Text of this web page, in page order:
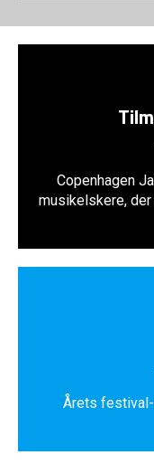
Copenhagen
musikelskere,
Årets